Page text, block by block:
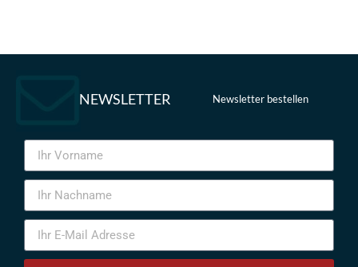
NEWSLETTER Newsletter bestellen